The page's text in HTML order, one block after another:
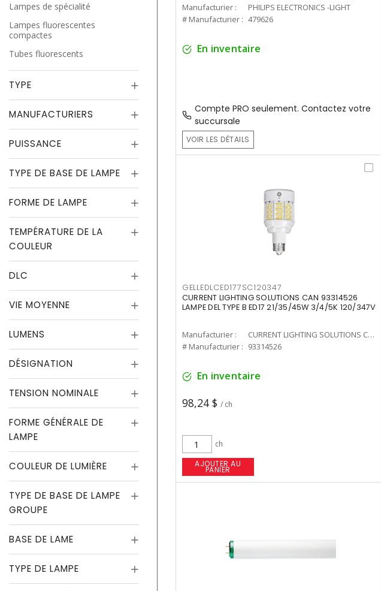
Lampes de spécialité
Lampes fluorescentes
compactes
Tubes fluorescents
TYPE
MANUFACTURIERS
PUISSANCE
TYPE DE BASE DE LAMPE
FORME DE LAMPE
TEMPÉRATURE DE LA
COULEUR
DLC
VIE MOYENNE
LUMENS
DÉSIGNATION
TENSION NOMINALE
FORME GÉNÉRALE DE
LAMPE
COULEUR DE LUMIÈRE
TYPE DE BASE DE LAMPE
GROUPE
BASE DE LAME
TYPE DE LAMPE
Manufacturier :
PHILIPS ELECTRONICS -LIGHT
# Manufacturier : 479626
En inventaire
Compte PRO seulement. Contactez votre
succursale
VOIR LES DÉTAILS
GELLEDLCED177SC120347
CURRENT LIGHTING SOLUTIONS CAN 93314526
LAMPE DEL TYPE B ED17 21/35/45W 3/4/5K 120/347V
Manufacturier :
CURRENT LIGHTING SOLUTIONS CAN
# Manufacturier : 93314526
En inventaire
98,24 $ / ch
ch
AJOUTER AU
PANIER